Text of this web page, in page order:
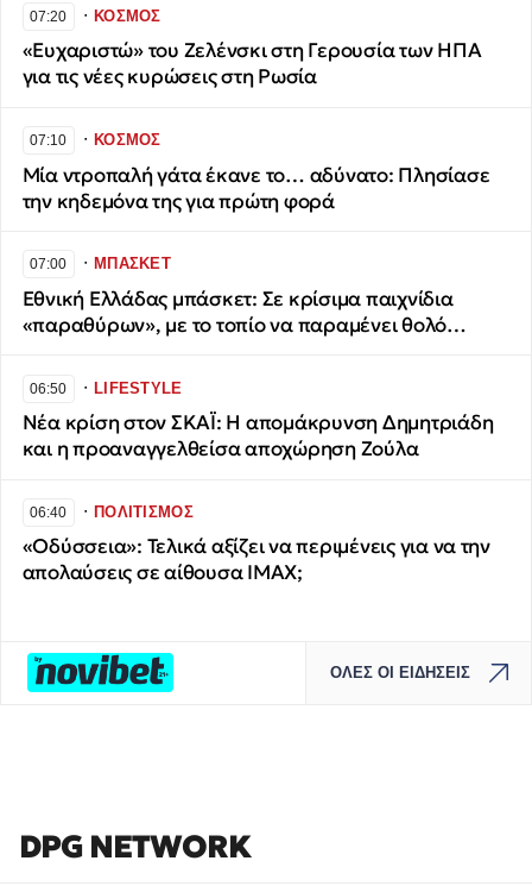
07:20 ∙ΚΟΣΜΟΣ
«Ευχαριστώ» του Ζελένσκι στη Γερουσία των ΗΠΑ
για τις νέες κυρώσεις στη Ρωσία
07:10 ∙ΚΟΣΜΟΣ
Μία ντροπαλή γάτα έκανε το… αδύνατο: Πλησίασε
την κηδεμόνα της για πρώτη φορά
07:00 ∙ΜΠΑΣΚΕΤ
Εθνική Ελλάδας μπάσκετ: Σε κρίσιμα παιχνίδια
«παραθύρων», με το τοπίο να παραμένει θολό…
06:50 ∙LIFESTYLE
Νέα κρίση στον ΣΚΑΪ: Η απομάκρυνση Δημητριάδη
και η προαναγγελθείσα αποχώρηση Ζούλα
06:40 ∙ΠΟΛΙΤΙΣΜΟΣ
«Οδύσσεια»: Τελικά αξίζει να περιμένεις για να την
απολαύσεις σε αίθουσα IMAX;
ΟΛΕΣ ΟΙ ΕΙΔΗΣΕΙΣ
DPG NETWORK